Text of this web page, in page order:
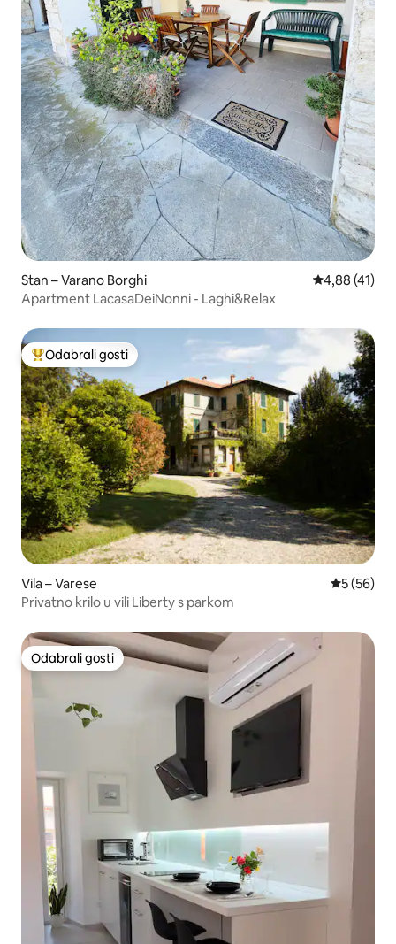
Stan – Varano Borghi Prosječna
4,88 (41)
Apartment LacasaDeiNonni - Laghi&Relax
Među najviše rangiranima s oznakom „Odabrali gosti”
Odabrali gosti
Vila – Varese Prosječna
5 (56)
Privatno krilo u vili Liberty s parkom
Odabrali gosti
Odabrali gosti